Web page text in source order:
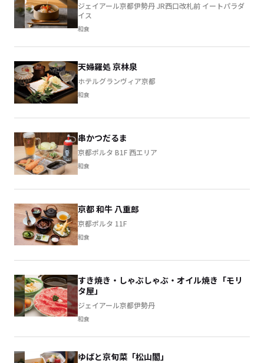
ジェイアール京都伊勢丹 JR西口改札前 イートパラダ
イス
和食
天婦羅処 京林泉
ホテルグランヴィア京都
和食
串かつだるま
京都ポルタ B1F 西エリア
和食
京都 和牛 八重郎
京都ポルタ 11F
和食
すき焼き・しゃぶしゃぶ・オイル焼き「モリ
タ屋」
ジェイアール京都伊勢丹
和食
ゆばと京旬菜「松山閣」